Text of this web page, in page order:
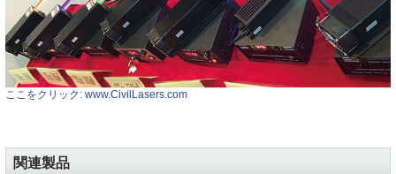
ここをクリック: www.CivilLasers.com
関連製品